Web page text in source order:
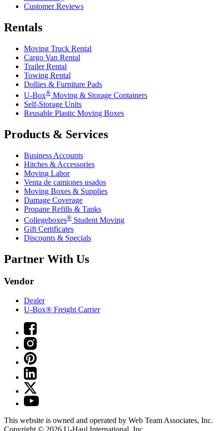
Customer Reviews
Rentals
Moving Truck Rental
Cargo Van Rental
Trailer Rental
Towing Rental
Dollies & Furniture Pads
U-Box® Moving & Storage Containers
Self-Storage Units
Reusable Plastic Moving Boxes
Products & Services
Business Accounts
Hitches & Accessories
Moving Labor
Venta de camiones usados
Moving Boxes & Supplies
Damage Coverage
Propane Refills & Tanks
Collegeboxes® Student Moving
Gift Certificates
Discounts & Specials
Partner With Us
Vendor
Dealer
U-Box® Freight Carrier
This website is owned and operated by Web Team Associates, Inc.
Copyright © 2026 U-Haul International, Inc.